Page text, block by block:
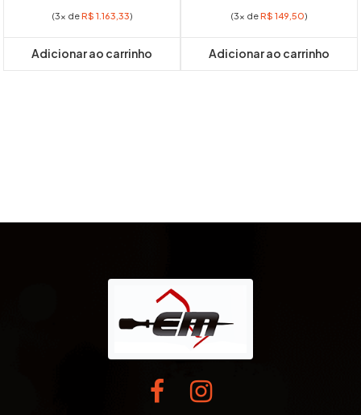
(3x deR$ 1.163,33)
Adicionar ao carrinho
(3x deR$ 149,50)
Adicionar ao carrinho